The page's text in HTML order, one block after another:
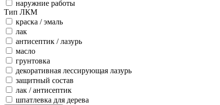
наружние работы
Тип ЛКМ
краска / эмаль
лак
антисептик / лазурь
масло
грунтовка
декоративная лессирующая лазурь
защитный состав
лак / антисептик
шпатлевка для дерева